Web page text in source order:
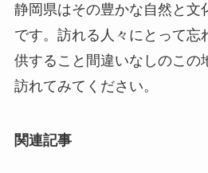
静岡県はその豊かな自然と文
です。訪れる人々にとって忘
供すること間違いなしのこの
訪れてみてください。
関連記事